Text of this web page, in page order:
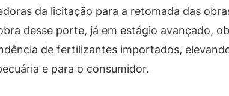
da licitação para a retomada das
desse porte, já em estágio avançado,
de fertilizantes importados,
e para o consumidor.